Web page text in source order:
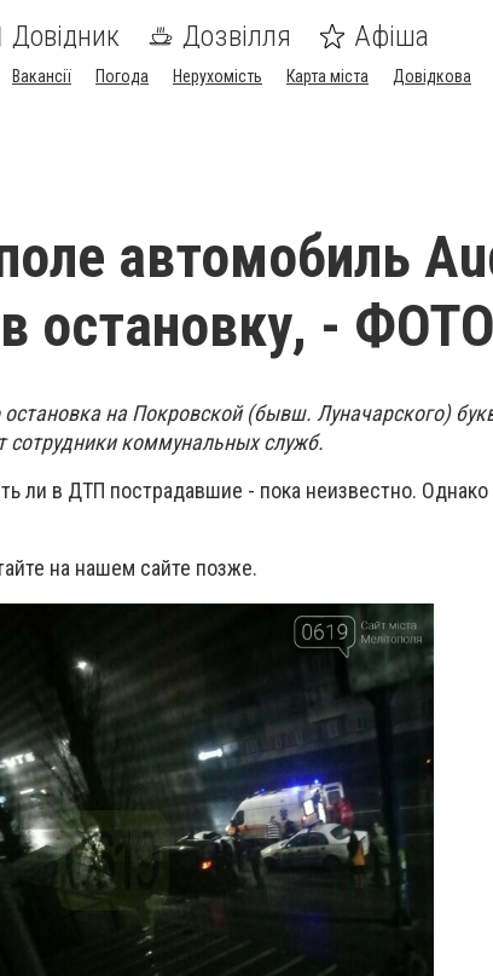
Довідник Дозвілля Афіша
Вакансії Погода Нерухомість Карта міста Довідкова
автомобиль
остановку, - ФОТО
на Покровской (бывш. Луначарского)
сотрудники коммунальных служб.
ли в ДТП пострадавшие - пока неизвестно.
на нашем сайте позже.